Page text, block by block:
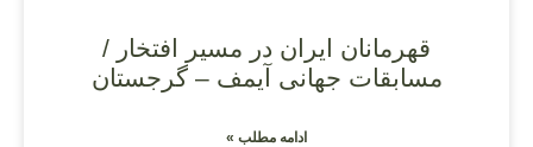
قهرمانان ایران در مسیر افتخار /
مسابقات جهانی آیمف – گرجستان
ادامه مطلب »